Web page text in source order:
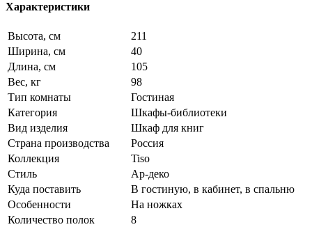
Характеристики
Высота, см
211
Ширина, см
40
Длина, см
105
Вес, кг
98
Тип комнаты
Гостиная
Категория
Шкафы-библиотеки
Вид изделия
Шкаф для книг
Страна производства
Россия
Коллекция
Tiso
Стиль
Ар-деко
Куда поставить
В гостиную, в кабинет, в спальню
Особенности
На ножках
Количество полок
8